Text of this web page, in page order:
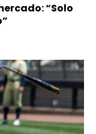
“Solo